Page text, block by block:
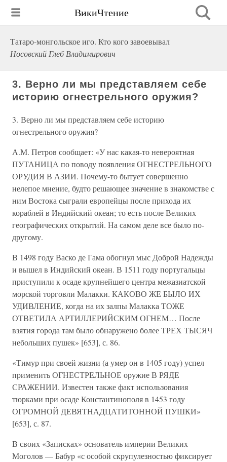
ВикиЧтение
Татаро-монгольское иго. Кто кого завоевывал
Носовский Глеб Владимирович
3. Верно ли мы представляем себе
историю огнестрельного оружия?
3. Верно ли мы представляем себе историю
огнестрельного оружия?
А.М. Петров сообщает: «У нас какая-то невероятная
ПУТАНИЦА по поводу появления ОГНЕСТРЕЛЬНОГО
ОРУДИЯ В АЗИИ. Почему-то бытует совершенно
нелепое мнение, будто решающее значение в знакомстве с
ним Востока сыграли европейцы после прихода их
кораблей в Индийский океан; то есть после Великих
географических открытий. На самом деле все было по-
другому.
В 1498 году Васко де Гама обогнул мыс Доброй Надежды
и вышел в Индийский океан. В 1511 году португальцы
приступили к осаде крупнейшего центра межазиатской
морской торговли Малакки. КАКОВО ЖЕ БЫЛО ИХ
УДИВЛЕНИЕ, когда на их залпы Малакка ТОЖЕ
ОТВЕТИЛА АРТИЛЛЕРИЙСКИМ ОГНЕМ… После
взятия города там было обнаружено более ТРЕХ ТЫСЯЧ
небольших пушек» [653], с. 86.
«Тимур при своей жизни (а умер он в 1405 году) успел
применить ОГНЕСТРЕЛЬНОЕ оружие В РЯДЕ
СРАЖЕНИИ. Известен также факт использования
тюрками при осаде Константинополя в 1453 году
ОГРОМНОЙ ДЕВЯТНАДЦАТИТОННОЙ ПУШКИ»
[653], с. 87.
В своих «Записках» основатель империи Великих
Моголов — Бабур «с особой скрупулезностью фиксирует